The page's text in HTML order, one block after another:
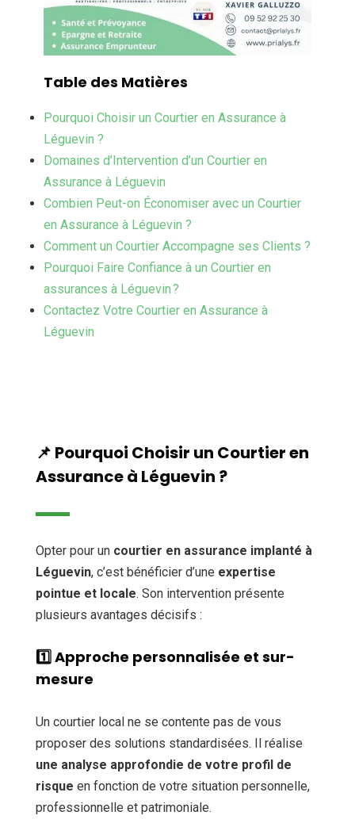
Table des Matières
Pourquoi Choisir un Courtier en Assurance à
Léguevin ?
Domaines d’Intervention d’un Courtier en
Assurance à Léguevin
Combien Peut-on Économiser avec un Courtier
en Assurance à Léguevin ?
Comment un Courtier Accompagne ses Clients ?
Pourquoi Faire Confiance à un Courtier en
assurances à Léguevin ?
Contactez Votre Courtier en Assurance à
Léguevin
📌 Pourquoi Choisir un Courtier en
Assurance à Léguevin ?
Opter pour un courtier en assurance implanté à
Léguevin, c’est bénéficier d’une expertise
pointue et locale. Son intervention présente
plusieurs avantages décisifs :
1️⃣Approche personnalisée et sur-
mesure
Un courtier local ne se contente pas de vous
proposer des solutions standardisées. Il réalise
une analyse approfondie de votre profil de
risque en fonction de votre situation personnelle,
professionnelle et patrimoniale.